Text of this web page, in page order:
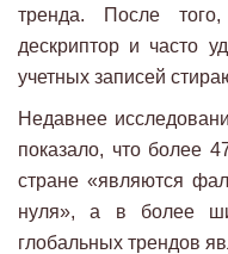
тренда. После
дескриптор и часто
учетных записей
Недавнее
показало, что более
стране «являются
нуля», а в более
глобальных трендов